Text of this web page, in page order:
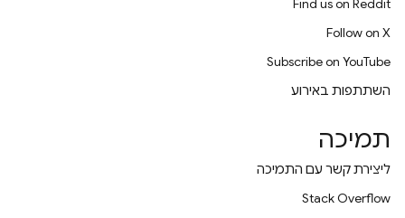
Find us on Reddit
Follow on X
Subscribe on YouTube
השתתפות באירוע
תמיכה
ליצירת קשר עם התמיכה
Stack Overflow